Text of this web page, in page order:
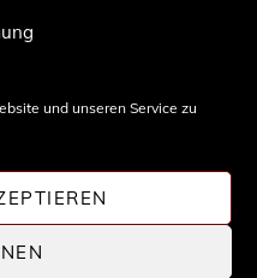
und unseren Service zu
von